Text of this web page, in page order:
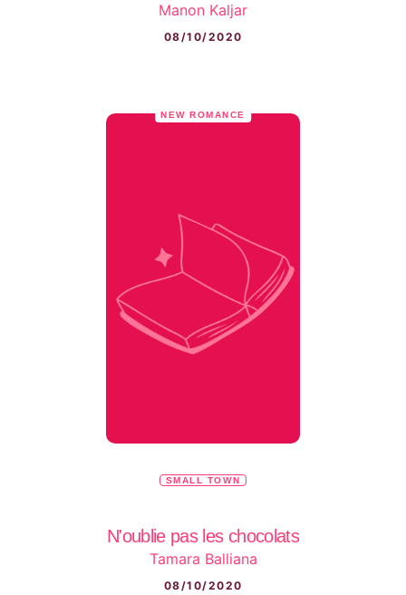
Manon Kaljar
08/10/2020
NEW ROMANCE
SMALL TOWN
N'oublie pas les chocolats
Tamara Balliana
08/10/2020